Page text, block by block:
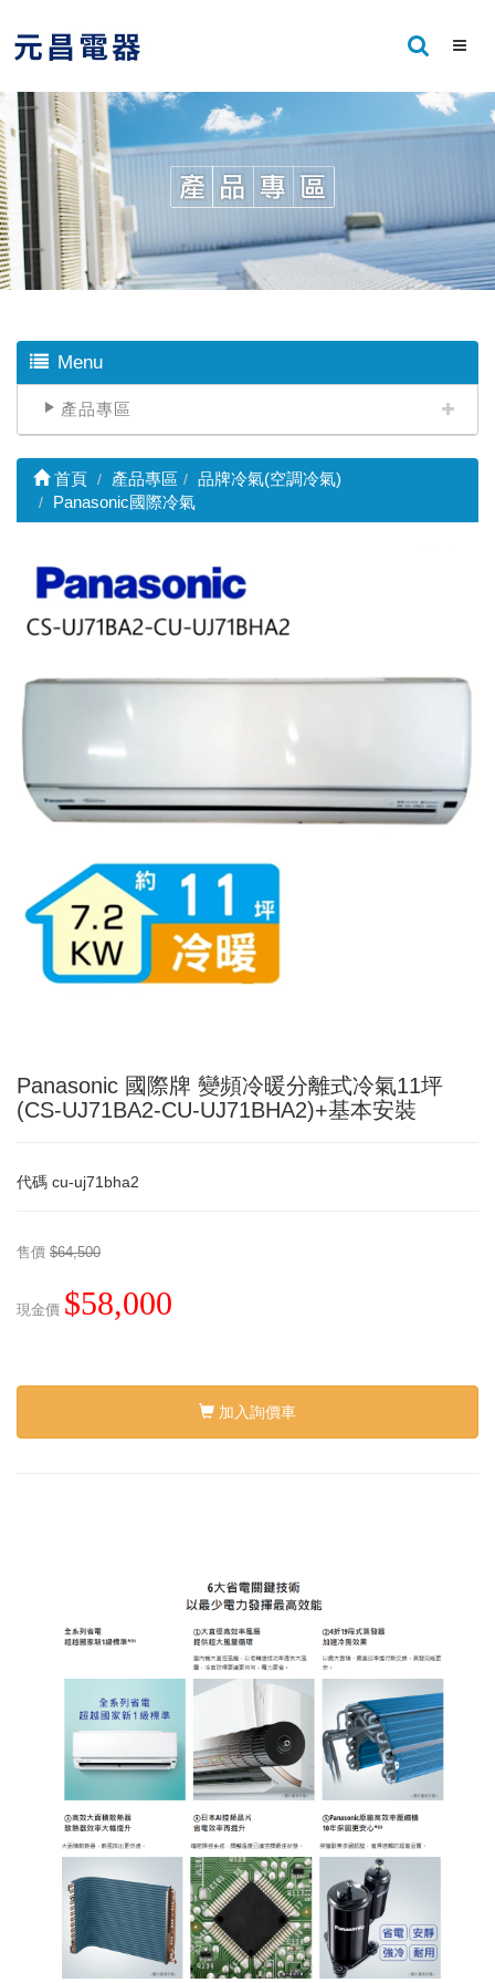
Menu
產品專區
首頁 產品專區
品牌冷氣(空調冷氣)
Panasonic國際冷氣
Panasonic 國際牌 變頻冷暖分離式冷氣11坪
(CS-UJ71BA2-CU-UJ71BHA2)+基本安裝
代碼 cu-uj71bha2
售價 $64,500
現金價 $58,000
加入詢價車